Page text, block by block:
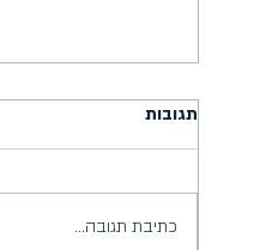
מרוץ אייל ברמת השרון
תגובות
כתיבת תגובה...